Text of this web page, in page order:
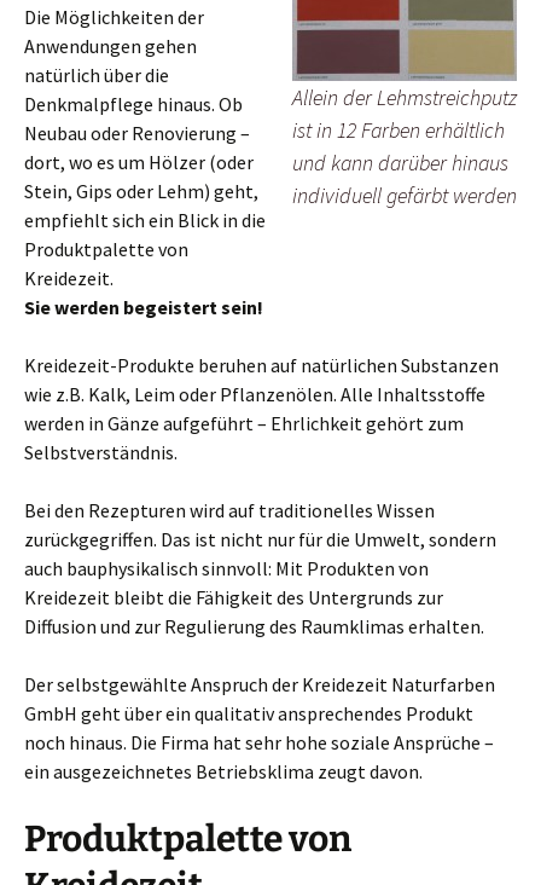
Allein der Lehmstreichputz
ist in 12 Farben erhältlich
und kann darüber hinaus
individuell gefärbt werden
Die Möglichkeiten der
Anwendungen gehen
natürlich über die
Denkmalpflege hinaus. Ob
Neubau oder Renovierung –
dort, wo es um Hölzer (oder
Stein, Gips oder Lehm) geht,
empfiehlt sich ein Blick in die
Produktpalette von
Kreidezeit.
Sie werden begeistert sein!
Kreidezeit-Produkte beruhen auf natürlichen Substanzen
wie z.B. Kalk, Leim oder Pflanzenölen. Alle Inhaltsstoffe
werden in Gänze aufgeführt – Ehrlichkeit gehört zum
Selbstverständnis.
Bei den Rezepturen wird auf traditionelles Wissen
zurückgegriffen. Das ist nicht nur für die Umwelt, sondern
auch bauphysikalisch sinnvoll: Mit Produkten von
Kreidezeit bleibt die Fähigkeit des Untergrunds zur
Diffusion und zur Regulierung des Raumklimas erhalten.
Der selbstgewählte Anspruch der Kreidezeit Naturfarben
GmbH geht über ein qualitativ ansprechendes Produkt
noch hinaus. Die Firma hat sehr hohe soziale Ansprüche –
ein ausgezeichnetes Betriebsklima zeugt davon.
Produktpalette von